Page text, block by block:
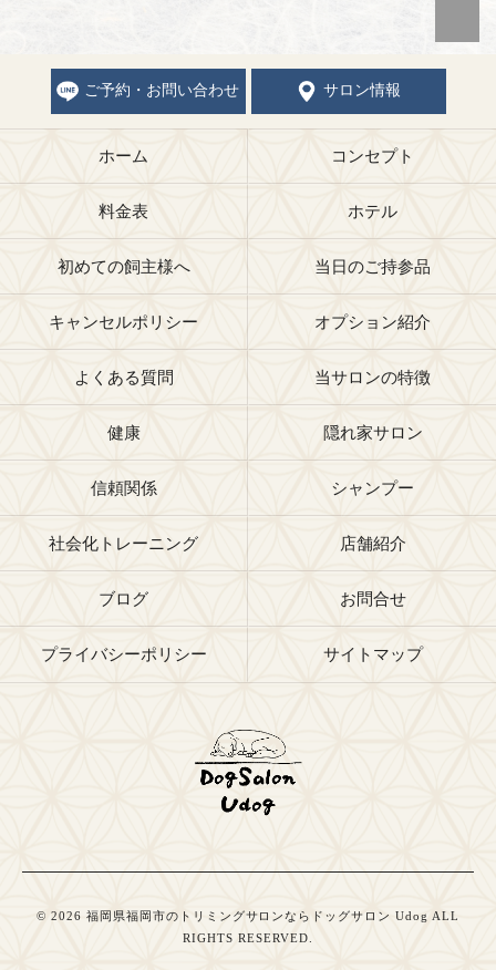
ご予約・お問い合わせ サロン情報
ホーム コンセプト
料金表 ホテル
初めての飼主様へ 当日のご持参品
キャンセルポリシー オプション紹介
よくある質問 当サロンの特徴
健康 隠れ家サロン
信頼関係 シャンプー
社会化トレーニング 店舗紹介
ブログ お問合せ
プライバシーポリシー サイトマップ
© 2026 福岡県福岡市のトリミングサロンならドッグサロン Udog ALL
RIGHTS RESERVED.